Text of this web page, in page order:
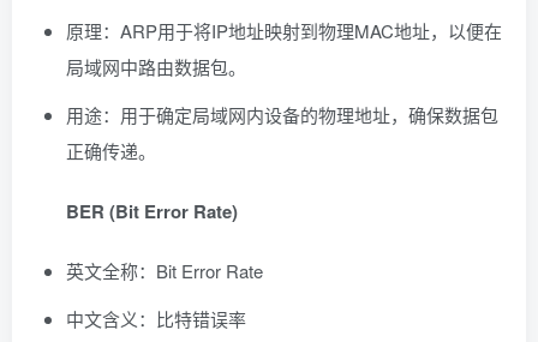
原理：ARP用于将IP地址映射到物理MAC地址，以便在
局域网中路由数据包。
用途：用于确定局域网内设备的物理地址，确保数据包
正确传递。
BER (Bit Error Rate)
英文全称：Bit Error Rate
中文含义：比特错误率